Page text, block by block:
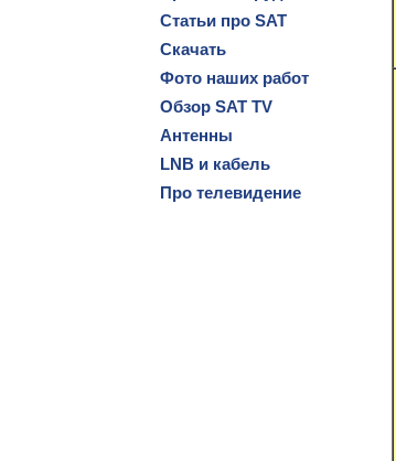
Статьи про SAT
Скачать
Фото наших работ
Обзор SAT TV
Антенны
LNB и кабель
Про телевидение